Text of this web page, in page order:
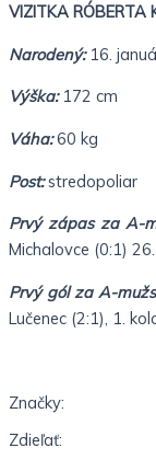
VIZITKA RÓBERTA
Narodený: 16.
Výška:172 cm
Váha:60 kg
Post:stredopoliar
Prvý zápas za A-
Michalovce (0:1)
Prvý gól za A-
Lučenec (2:1), 1.
Značky:
Zdieľať: